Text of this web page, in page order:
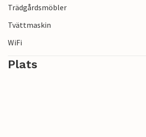
Trädgårdsmöbler
Tvättmaskin
WiFi
Plats